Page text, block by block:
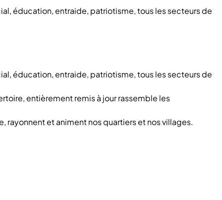
éducation, entraide, patriotisme, tous les secteurs de
éducation, entraide, patriotisme, tous les secteurs de
entièrement remis à jour rassemble les
rayonnent et animent nos quartiers et nos villages.